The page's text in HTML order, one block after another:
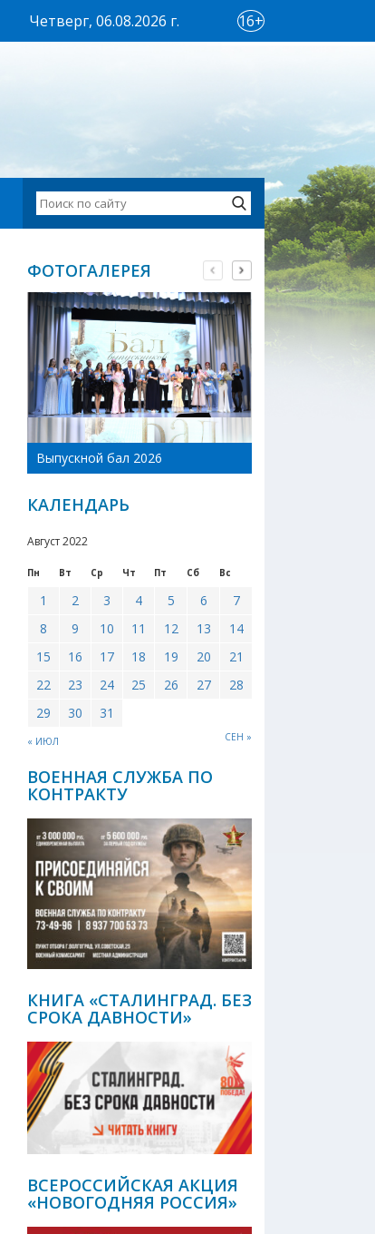
Четверг, 06.08.2026 г. 16+
ФОТОГАЛЕРЕЯ
Выпускной бал 2026
КАЛЕНДАРЬ
Август 2022
Пн Вт Ср Чт Пт Сб Вс
« ИЮЛ СЕН »
1 2 3 4 5 6
7
8
9 10 11 12 13
14
15
16 17 18 19 20
21
22
23 24 25 26 27
28
29
30 31
ВОЕННАЯ СЛУЖБА ПО
КОНТРАКТУ
КНИГА «СТАЛИНГРАД. БЕЗ
СРОКА ДАВНОСТИ»
ВСЕРОССИЙСКАЯ АКЦИЯ
«НОВОГОДНЯЯ РОССИЯ»